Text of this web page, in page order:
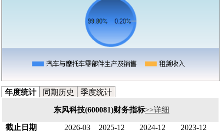
年度统计 同期历史 季度统计
东风科技(600081)财务指标>>详细
截止日期 2026-03 2025-12 2024-12
2023-12